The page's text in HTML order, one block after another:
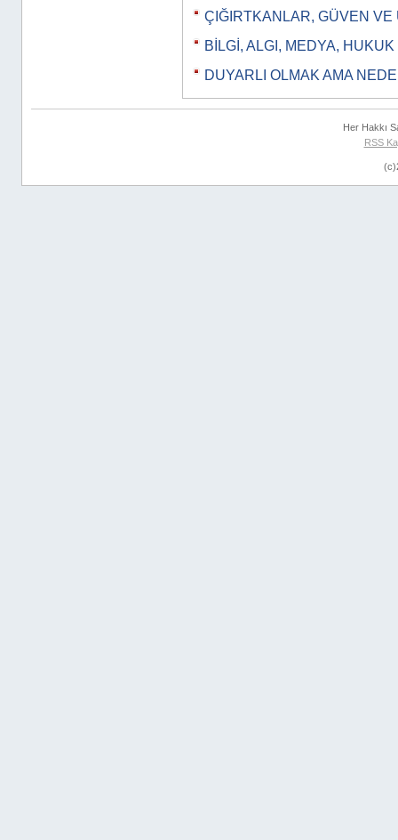
ÇIĞIRTKANLAR, GÜVEN VE
BİLGİ, ALGI, MEDYA, HUKUK
DUYARLI OLMAK AMA
Her Hakkı
RSS